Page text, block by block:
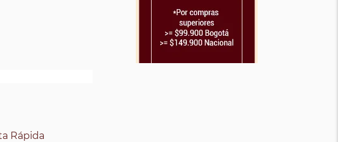
Rápida